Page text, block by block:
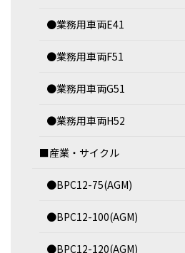
●業務用車両E41
●業務用車両F51
●業務用車両G51
●業務用車両H52
■産業・サイクル
●BPC12-75(AGM)
●BPC12-100(AGM)
●BPC12-120(AGM)